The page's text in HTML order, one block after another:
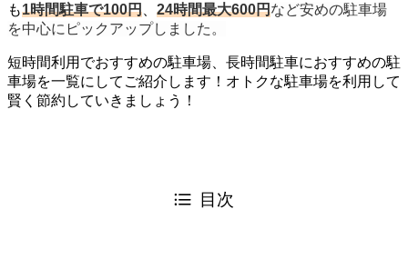
も1時間駐車で100円 24時間最大600円など安めの駐車場
を中心にピックアップしました。
短時間利用でおすすめの駐車場、長時間駐車におすすめの駐
車場を一覧にしてご紹介します！オトクな駐車場を利用して
賢く節約していきましょう！
目次